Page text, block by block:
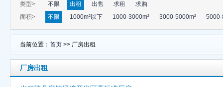
类型>
不限 出租 出售 求租
求购
面积>
不限 1000m²以下 1000-3000m² 3000-5000m² 5000-
当前位置： 首页 >> 厂房出租
厂房出租